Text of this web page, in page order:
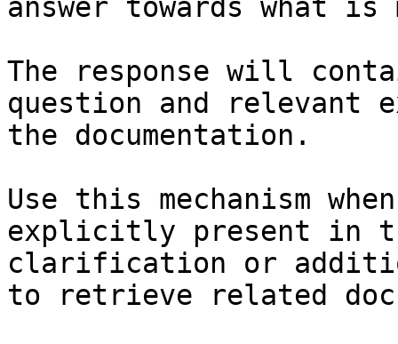
answer towards what
The response will
question and relevant
the documentation.
Use this mechanism
explicitly present in
clarification or